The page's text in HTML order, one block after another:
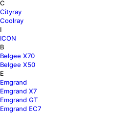
C
Cityray
Coolray
I
ICON
B
Belgee X70
Belgee X50
E
Emgrand
Emgrand X7
Emgrand GT
Emgrand EC7